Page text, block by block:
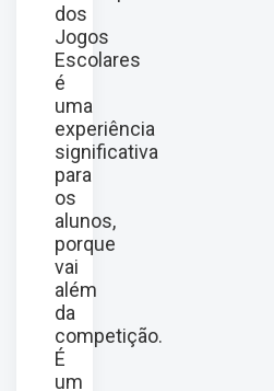
dos
Jogos
Escolares
é
uma
experiência
significativa
para
os
alunos,
porque
vai
além
da
competição.
É
um